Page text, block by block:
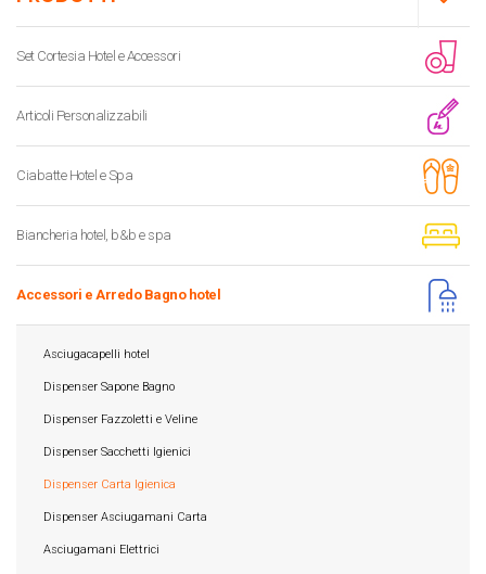
Set Cortesia Hotel e Accessori
Articoli Personalizzabili
Ciabatte Hotel e Spa
Biancheria hotel, b&b e spa
Accessori e Arredo Bagno hotel
Asciugacapelli hotel
Dispenser Sapone Bagno
Dispenser Fazzoletti e Veline
Dispenser Sacchetti Igienici
Dispenser Carta Igienica
Dispenser Asciugamani Carta
Asciugamani Elettrici